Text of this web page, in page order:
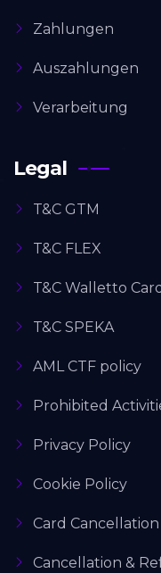
Zahlungen
Auszahlungen
Verarbeitung
Legal
T&C GTM
T&C FLEX
T&C Walletto
T&C SPEKA
AML CTF policy
Prohibited
Privacy Policy
Cookie Policy
Card
Cancellation &